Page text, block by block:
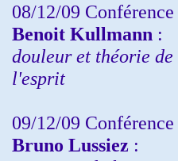
08/12/09 Conférence
Benoit Kullmann :
douleur et théorie de
l'esprit
09/12/09 Conférence
Bruno Lussiez :